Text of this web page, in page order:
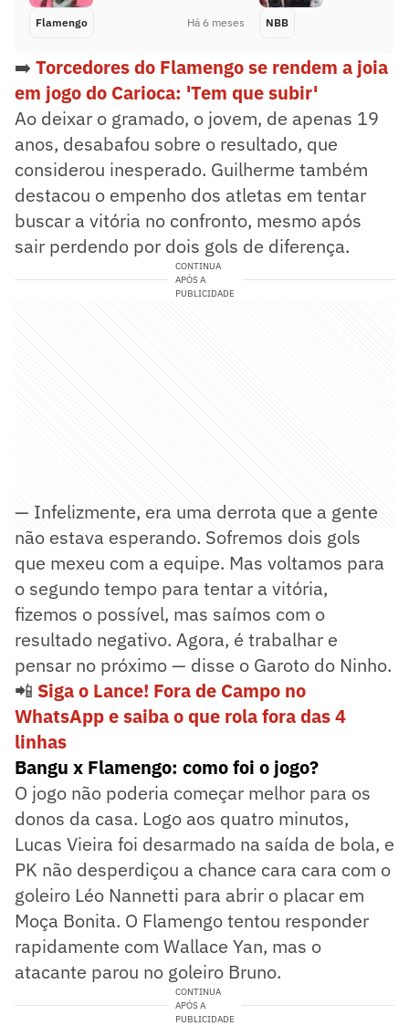
Flamengo Há 6 meses NBB
➡️ Torcedores do Flamengo se rendem a joia
em jogo do Carioca: 'Tem que subir'
Ao deixar o gramado, o jovem, de apenas 19
anos, desabafou sobre o resultado, que
considerou inesperado. Guilherme também
destacou o empenho dos atletas em tentar
buscar a vitória no confronto, mesmo após
sair perdendo por dois gols de diferença.
CONTINUA
APÓS A
PUBLICIDADE
— Infelizmente, era uma derrota que a gente
não estava esperando. Sofremos dois gols
que mexeu com a equipe. Mas voltamos para
o segundo tempo para tentar a vitória,
fizemos o possível, mas saímos com o
resultado negativo. Agora, é trabalhar e
pensar no próximo — disse o Garoto do Ninho.
📲 Siga o Lance! Fora de Campo no
WhatsApp e saiba o que rola fora das 4
linhas
Bangu x Flamengo: como foi o jogo?
O jogo não poderia começar melhor para os
donos da casa. Logo aos quatro minutos,
Lucas Vieira foi desarmado na saída de bola, e
PK não desperdiçou a chance cara cara com o
goleiro Léo Nannetti para abrir o placar em
Moça Bonita. O Flamengo tentou responder
rapidamente com Wallace Yan, mas o
atacante parou no goleiro Bruno.
CONTINUA
APÓS A
PUBLICIDADE